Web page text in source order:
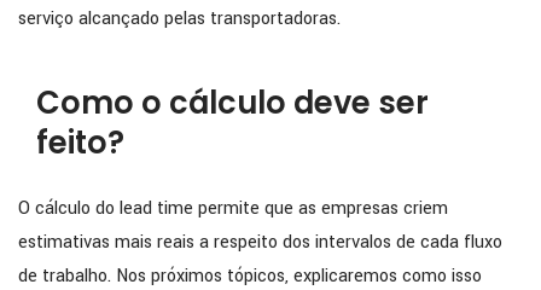
serviço alcançado pelas transportadoras.
Como o cálculo deve ser
feito?
O cálculo do lead time permite que as empresas criem
estimativas mais reais a respeito dos intervalos de cada fluxo
de trabalho. Nos próximos tópicos, explicaremos como isso